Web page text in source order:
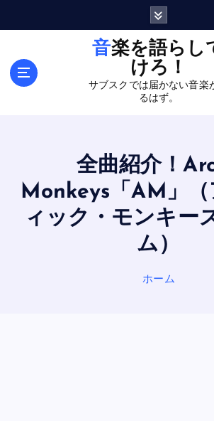
音楽を語らして
けろ！
サブスクでは届かない音楽
るはず。
全曲紹介！
Monkeys「AM」（
ィック・モンキー
ム）
ホーム